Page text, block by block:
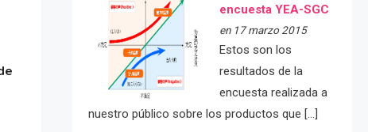
encuesta YEA-SGC
en 17 marzo 2015
Estos son los
resultados de la
encuesta realizada a
nuestro público sobre los productos que […]